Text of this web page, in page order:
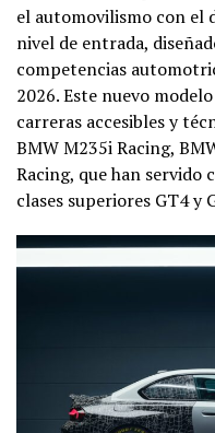
el automovilismo con el
nivel de entrada,
competencias
2026. Este nuevo
carreras accesibles y
BMW M235i Racing,
Racing, que han servido
clases superiores GT4 y